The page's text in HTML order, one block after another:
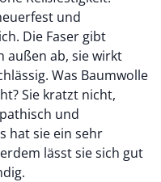
und
Die Faser gibt
außen ab, sie wirkt
Was Baumwolle
Sie kratzt nicht,
und
hat sie ein sehr
lässt sie sich gut